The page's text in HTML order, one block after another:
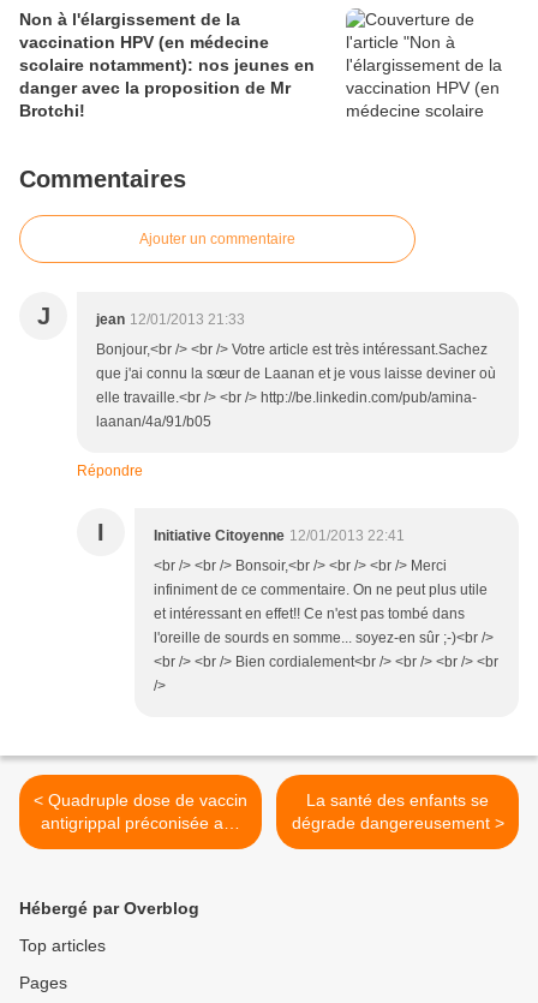
Non à l'élargissement de la
vaccination HPV (en médecine
scolaire notamment): nos jeunes en
danger avec la proposition de Mr
Brotchi!
Commentaires
Ajouter un commentaire
J jean 12/01/2013 21:33
Bonjour,<br /> <br /> Votre article est très intéressant.Sachez
que j'ai connu la sœur de Laanan et je vous laisse deviner où
elle travaille.<br /> <br /> http://be.linkedin.com/pub/amina-
laanan/4a/91/b05
Répondre
I Initiative Citoyenne 12/01/2013 22:41
<br /> <br /> Bonsoir,<br /> <br /> <br /> Merci
infiniment de ce commentaire. On ne peut plus utile
et intéressant en effet!! Ce n'est pas tombé dans
l'oreille de sourds en somme... soyez-en sûr ;-)<br />
<br /> <br /> Bien cordialement<br /> <br /> <br /> <br
/>
< Quadruple dose de vaccin
antigrippal préconisée aux
séropositifs!
La santé des enfants se
dégrade dangereusement >
Hébergé par Overblog
Top articles
Pages